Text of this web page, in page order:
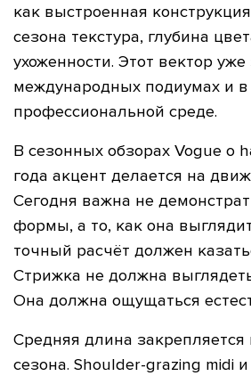
как выстроенная
сезона текстура, глубина
ухоженности. Этот вектор
международных подиумах и в
профессиональной среде.
В сезонных обзорах Vogue о
года акцент делается на
Сегодня важна не
формы, а то, как она
точный расчёт должен
Стрижка не должна
Она должна ощущаться
Средняя длина закрепляется
сезона. Shoulder-grazing midi